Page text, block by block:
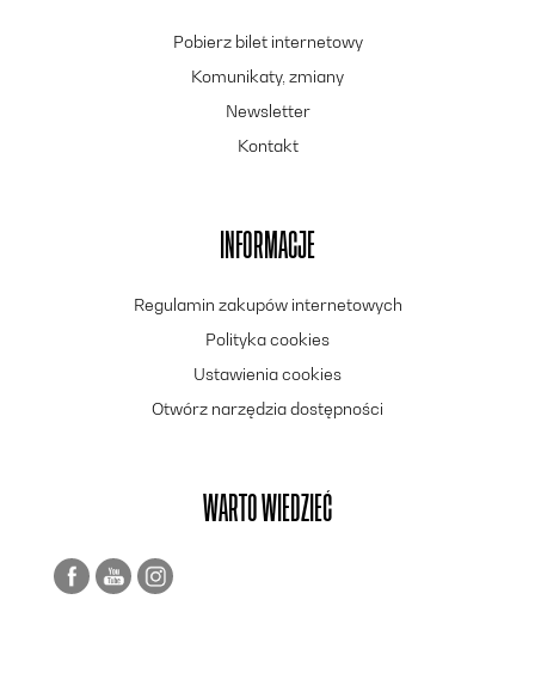
Pobierz bilet internetowy
Komunikaty, zmiany
Newsletter
Kontakt
INFORMACJE
Regulamin zakupów internetowych
Polityka cookies
Ustawienia cookies
Otwórz narzędzia dostępności
WARTO WIEDZIEĆ